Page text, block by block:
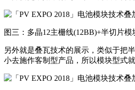
图三：多晶12主栅线(12BB)+半切片模
另外就是叠瓦技术的展示，类似于把
小去施作客制型产品，所以模块型式